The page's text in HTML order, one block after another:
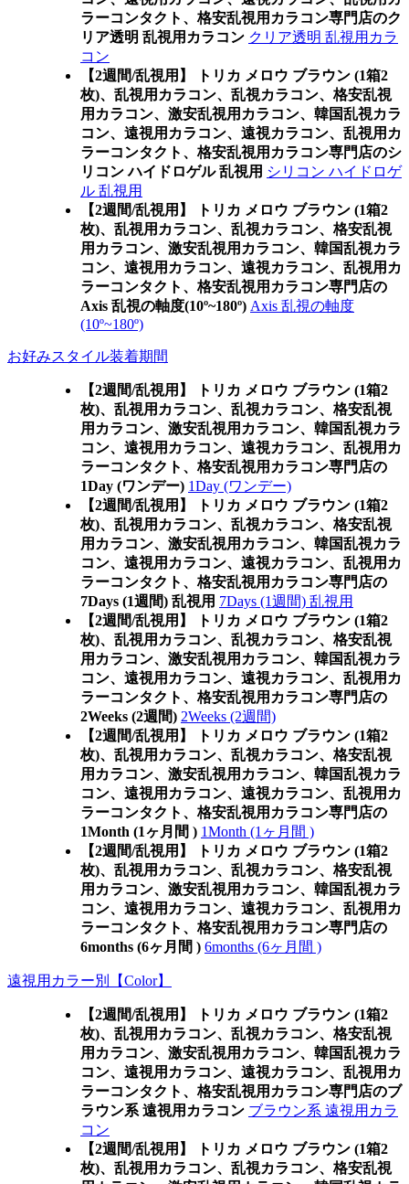
ラーコンタクト、格安乱視用カラコン専門店のク
リア透明 乱視用カラコン クリア透明 乱視用カラ
コン
【2週間/乱視用】 トリカ メロウ ブラウン (1箱2
枚)、乱視用カラコン、乱視カラコン、格安乱視
用カラコン、激安乱視用カラコン、韓国乱視カラ
コン、遠視用カラコン、遠視カラコン、乱視用カ
ラーコンタクト、格安乱視用カラコン専門店のシ
リコン ハイドロゲル 乱視用 シリコン ハイドロゲ
ル 乱視用
【2週間/乱視用】 トリカ メロウ ブラウン (1箱2
枚)、乱視用カラコン、乱視カラコン、格安乱視
用カラコン、激安乱視用カラコン、韓国乱視カラ
コン、遠視用カラコン、遠視カラコン、乱視用カ
ラーコンタクト、格安乱視用カラコン専門店の
Axis 乱視の軸度(10º~180º) Axis 乱視の軸度
(10º~180º)
お好みスタイル装着期間
【2週間/乱視用】 トリカ メロウ ブラウン (1箱2
枚)、乱視用カラコン、乱視カラコン、格安乱視
用カラコン、激安乱視用カラコン、韓国乱視カラ
コン、遠視用カラコン、遠視カラコン、乱視用カ
ラーコンタクト、格安乱視用カラコン専門店の
1Day (ワンデー) 1Day (ワンデー)
【2週間/乱視用】 トリカ メロウ ブラウン (1箱2
枚)、乱視用カラコン、乱視カラコン、格安乱視
用カラコン、激安乱視用カラコン、韓国乱視カラ
コン、遠視用カラコン、遠視カラコン、乱視用カ
ラーコンタクト、格安乱視用カラコン専門店の
7Days (1週間) 乱視用 7Days (1週間) 乱視用
【2週間/乱視用】 トリカ メロウ ブラウン (1箱2
枚)、乱視用カラコン、乱視カラコン、格安乱視
用カラコン、激安乱視用カラコン、韓国乱視カラ
コン、遠視用カラコン、遠視カラコン、乱視用カ
ラーコンタクト、格安乱視用カラコン専門店の
2Weeks (2週間) 2Weeks (2週間)
【2週間/乱視用】 トリカ メロウ ブラウン (1箱2
枚)、乱視用カラコン、乱視カラコン、格安乱視
用カラコン、激安乱視用カラコン、韓国乱視カラ
コン、遠視用カラコン、遠視カラコン、乱視用カ
ラーコンタクト、格安乱視用カラコン専門店の
1Month (1ヶ月間 ) 1Month (1ヶ月間 )
【2週間/乱視用】 トリカ メロウ ブラウン (1箱2
枚)、乱視用カラコン、乱視カラコン、格安乱視
用カラコン、激安乱視用カラコン、韓国乱視カラ
コン、遠視用カラコン、遠視カラコン、乱視用カ
ラーコンタクト、格安乱視用カラコン専門店の
6months (6ヶ月間 ) 6months (6ヶ月間 )
遠視用カラー別【Color】
【2週間/乱視用】 トリカ メロウ ブラウン (1箱2
枚)、乱視用カラコン、乱視カラコン、格安乱視
用カラコン、激安乱視用カラコン、韓国乱視カラ
コン、遠視用カラコン、遠視カラコン、乱視用カ
ラーコンタクト、格安乱視用カラコン専門店のブ
ラウン系 遠視用カラコン ブラウン系 遠視用カラ
コン
【2週間/乱視用】 トリカ メロウ ブラウン (1箱2
枚)、乱視用カラコン、乱視カラコン、格安乱視